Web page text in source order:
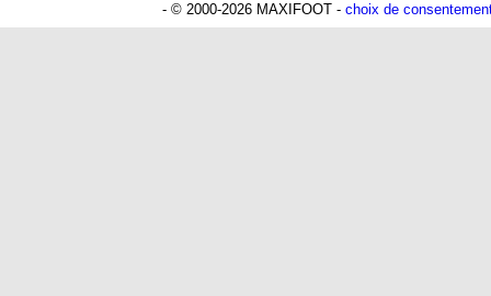
- © 2000-2026 MAXIFOOT - choix de